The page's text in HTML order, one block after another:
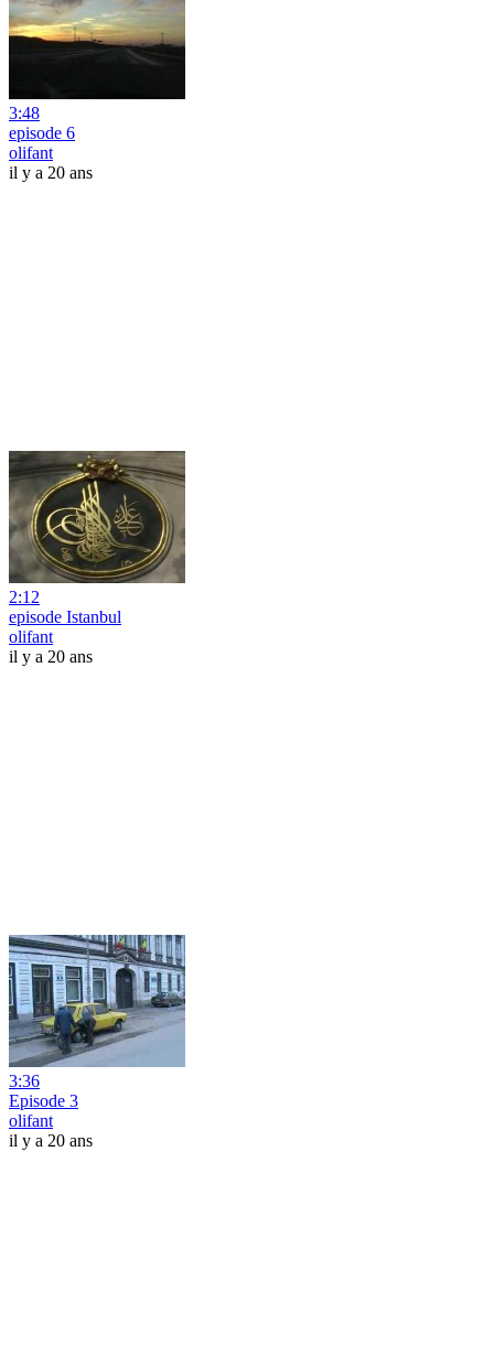
3:48
episode 6
olifant
il y a 20 ans
2:12
episode Istanbul
olifant
il y a 20 ans
3:36
Episode 3
olifant
il y a 20 ans